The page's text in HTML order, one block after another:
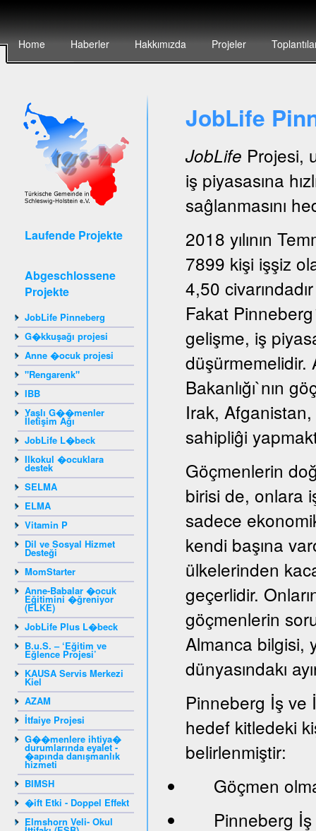
Home Haberler Hakkımızda Projeler
Laufende Projekte
Abgeschlossene
Projekte
JobLife Pinneberg
G�kkuşağı projesi
Anne �ocuk projesi
"Rengarenk"
IBB
Yaşlı G��menler
İletişim Ağı
JobLife L�beck
Ilkokul �ocuklara
destek
SELMA
ELMA
Vitamin P
Dil ve Sosyal Hizmet
Desteği
MomStarter
Anne-Babalar �ocuk
Eğitimini �ğreniyor
(ELKE)
JobLife Plus L�beck
B.u.S. – ‘Eğitim ve
Eğlence Projesi’
KAUSA Servis Merkezi
Kiel
AZAM
İtfaiye Projesi
G��menlere ihtiya�
durumlarında eyalet -
�apında danışmanlık
hizmeti
BIMSH
�ift Etki - Doppel Effekt
Elmshorn Veli- Okul
JobLife
JobLife Projesi,
iş piyasasına
saĝlanmasını
2018 yılının
7899 kişi işşiz
4,50
Fakat
gelişme, iş
düşürmemelidir.
Bakanlığı`nın
Irak,
sahipliĝi
Göçmenlerin
birisi de, onlara
sadece
kendi başına
ülkelerinden
geçerlidir.
göçmenlerin
Almanca bilgisi,
dünyasındakı
Pinneberg İş ve
hedef kitledeki
belirlenmiştir:
Göçmen
Pinneberg